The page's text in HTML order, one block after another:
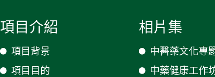
項目介紹
項目背景
項目目的
相片集
中醫藥文化專
中藥健康工作